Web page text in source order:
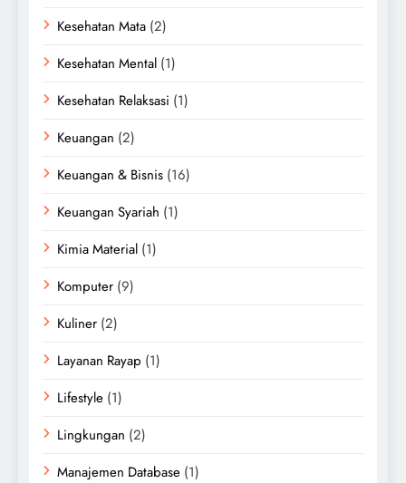
Kesehatan Mata (2)
Kesehatan Mental (1)
Kesehatan Relaksasi (1)
Keuangan (2)
Keuangan & Bisnis (16)
Keuangan Syariah (1)
Kimia Material (1)
Komputer (9)
Kuliner (2)
Layanan Rayap (1)
Lifestyle (1)
Lingkungan (2)
Manajemen Database (1)